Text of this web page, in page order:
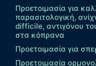
Προετοιμασία για
παρασιτολογική,
difficile, αντιγόνου
στα κόπρανα
Προετοιμασία για
Προετοιμασία